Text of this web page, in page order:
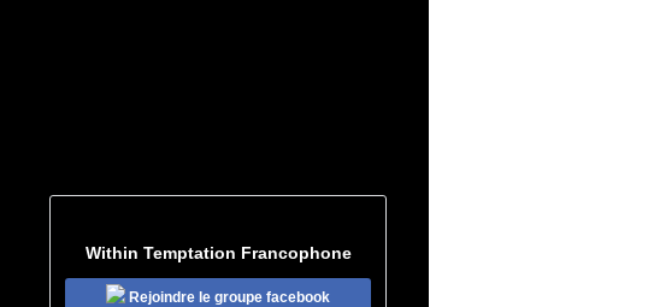
Within Temptation Francophone
Rejoindre le groupe facebook